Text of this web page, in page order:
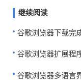
继续阅读
谷歌浏览器下载完
谷歌浏览器扩展程
谷歌浏览器多语言